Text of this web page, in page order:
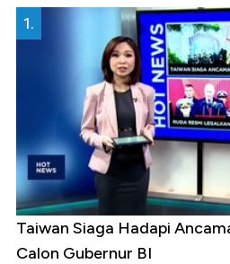
1.
Taiwan Siaga Hadapi
Calon Gubernur BI